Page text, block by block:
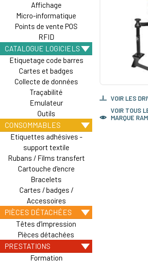
Affichage
Micro-informatique
Points de vente POS
RFID
CATALOGUE LOGICIELS
Etiquetage code barres
Cartes et badges
Collecte de données
Traçabilité
Emulateur
Outils
CONSOMMABLES
Etiquettes adhésives -
support textile
Rubans / Films transfert
Cartouche d'encre
Bracelets
Cartes / badges /
Accessoires
PIÈCES DÉTACHÉES
Têtes d'impression
Pièces détachées
PRESTATIONS
Formation
VOIR LES
VOIR TOUS
MARQUE